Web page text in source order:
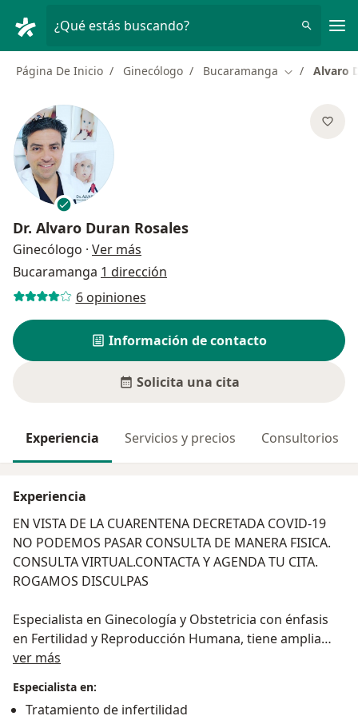
¿Qué estás buscando?
Página De Inicio Ginecólogo Bucaramanga Cambiar de
Alvaro
Dr. Alvaro Duran Rosales
Ginecólogo · Ver más
Bucaramanga 1 dirección
6 opiniones
Información de contacto
Solicita una cita
Experiencia Servicios y precios Consultorios
Experiencia
EN VISTA DE LA CUARENTENA DECRETADA COVID-19
NO PODEMOS PASAR CONSULTA DE MANERA FISICA.
CONSULTA VIRTUAL.CONTACTA Y AGENDA TU CITA.
ROGAMOS DISCULPAS
Especialista en Ginecología y Obstetricia con énfasis
en Fertilidad y Reproducción Humana, tiene amplia
experiencia en instituciones médicas como la Clínica
Genético Molecular) ,sitio donde en la actualidad
ver más
Especialista en:
Tratamiento de infertilidad